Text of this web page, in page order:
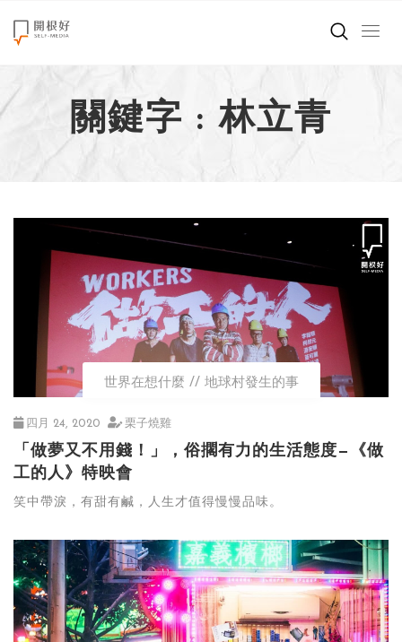
來點正能量
世界在想什麼
創造美好生活
職場商業經濟
影片專區
關於我們
關鍵字 : 林立青
世界在想什麼 地球村發生的事
四月 24, 2020 栗子燒雞
「做夢又不用錢！」，俗擱有力的生活態度—《做
工的人》特映會
笑中帶淚，有甜有鹹，人生才值得慢慢品味。